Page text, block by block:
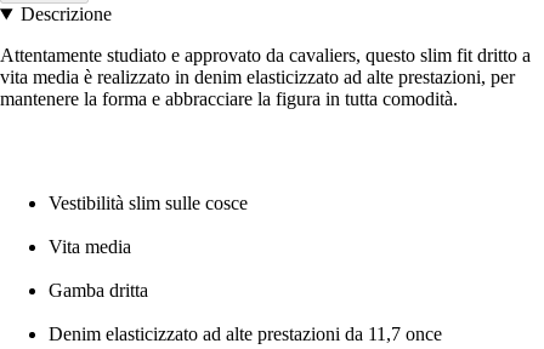
Descrizione
Attentamente studiato e approvato da cavaliers, questo slim fit dritto a
vita media è realizzato in denim elasticizzato ad alte prestazioni, per
mantenere la forma e abbracciare la figura in tutta comodità.
Vestibilità slim sulle cosce
Vita media
Gamba dritta
Denim elasticizzato ad alte prestazioni da 11,7 once